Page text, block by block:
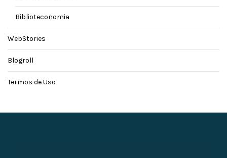
Biblioteconomia
WebStories
Blogroll
Termos de Uso